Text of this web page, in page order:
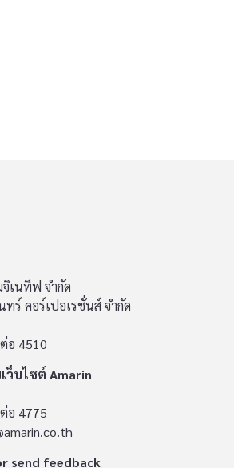
เนทีฟ จำกัด
ร์ คอร์เปอเรชั่นส์ จำกัด
อ 4510
ว็บไซต์ Amarin
อ 4775
send feedback